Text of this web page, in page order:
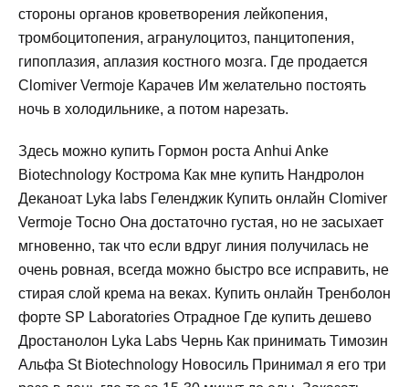
стороны органов кроветворения лейкопения,
тромбоцитопения, агранулоцитоз, панцитопения,
гипоплазия, аплазия костного мозга. Где продается
Clomiver Vermoje Карачев Им желательно постоять
ночь в холодильнике, а потом нарезать.
Здесь можно купить Гормон роста Anhui Anke
Biotechnology Кострома Как мне купить Нандролон
Деканоат Lyka labs Геленджик Купить онлайн Clomiver
Vermoje Тосно Она достаточно густая, но не засыхает
мгновенно, так что если вдруг линия получилась не
очень ровная, всегда можно быстро все исправить, не
стирая слой крема на веках. Купить онлайн Тренболон
форте SP Laboratories Отрадное Где купить дешево
Дростанолон Lyka Labs Чернь Как принимать Tимозин
Альфа St Biotechnology Новосиль Принимал я его три